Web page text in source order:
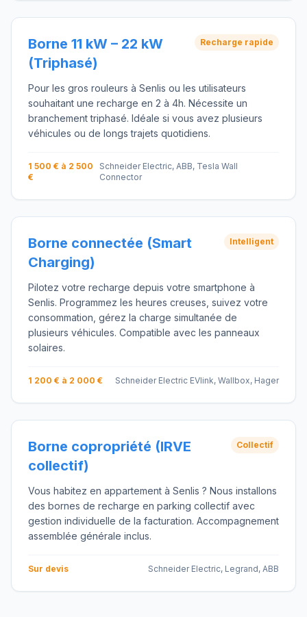
Borne 11 kW – 22 kW
(Triphasé)
Recharge rapide
Pour les gros rouleurs à Senlis ou les utilisateurs
souhaitant une recharge en 2 à 4h. Nécessite un
branchement triphasé. Idéale si vous avez plusieurs
véhicules ou de longs trajets quotidiens.
1 500 € à 2 500
€
Schneider Electric, ABB, Tesla Wall
Connector
Borne connectée (Smart
Charging)
Intelligent
Pilotez votre recharge depuis votre smartphone à
Senlis. Programmez les heures creuses, suivez votre
consommation, gérez la charge simultanée de
plusieurs véhicules. Compatible avec les panneaux
solaires.
1 200 € à 2 000 € Schneider Electric EVlink, Wallbox, Hager
Borne copropriété (IRVE
collectif)
Collectif
Vous habitez en appartement à Senlis ? Nous installons
des bornes de recharge en parking collectif avec
gestion individuelle de la facturation. Accompagnement
assemblée générale inclus.
Sur devis Schneider Electric, Legrand, ABB